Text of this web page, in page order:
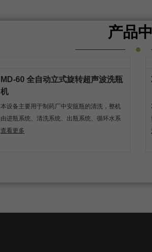
产品
MD-60 全自动立式旋转超声波洗瓶
机
本设备主要用于制药厂中安瓿瓶的清洗，整机
由进瓶系统、清洗系统、出瓶系统、循环水系
统、管路系统、电气控制系统组成
查看更多